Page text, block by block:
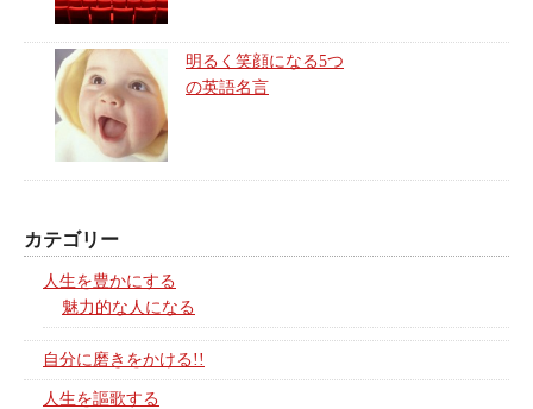
明るく笑顔になる5つ
の英語名言
カテゴリー
人生を豊かにする
魅力的な人になる
自分に磨きをかける!!
人生を謳歌する